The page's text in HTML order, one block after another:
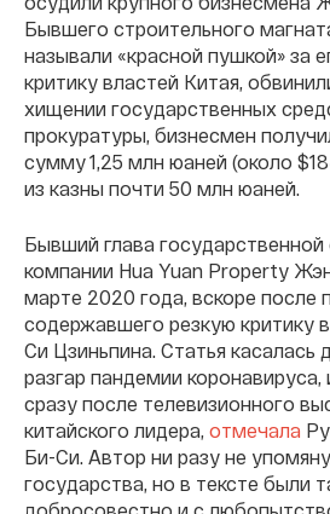
Бывшего строительного
называли «красной пушкой» за
критику властей Китая,
хищении государственных
прокуратуры, бизнесмен
сумму 1,25 млн юаней (около
из казны почти 50 млн юаней.
Бывший глава государственной
компании Hua Yuan Property
марте 2020 года, вскоре после
содержавшего резкую критику
Си Цзиньпина. Статья касалась
разгар пандемии коронавируса,
сразу после телевизионного
китайского лидера, отмечала
Би-Си. Автор ни разу не
государства, но в тексте были